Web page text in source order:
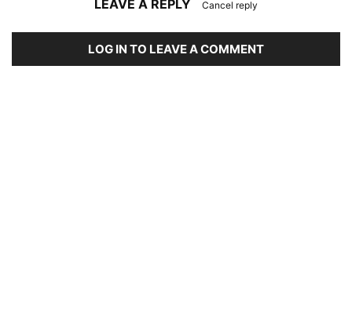
LEAVE A REPLY Cancel reply
LOG IN TO LEAVE A COMMENT